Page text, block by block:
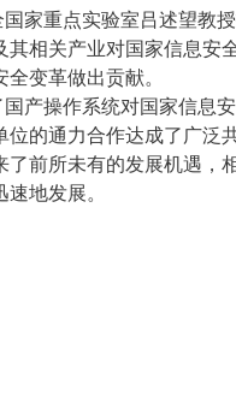
家重点实验室吕述望教授
其相关产业对国家信息安
全变革做出贡献。
产操作系统对国家信息
位的通力合作达成了广泛
了前所未有的发展机遇，
地发展。